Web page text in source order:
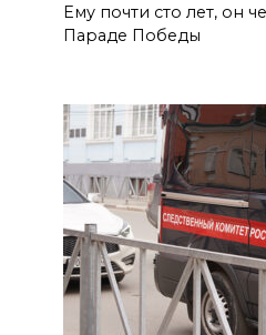
Ему почти сто лет, он
Параде Победы